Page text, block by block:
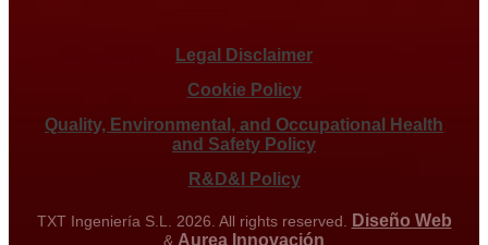
Legal Disclaimer
Cookie Policy
Quality, Environmental, and Occupational Health
and Safety Policy
R&D&I Policy
TXT Ingeniería S.L. 2026. All rights reserved. Diseño Web
& Aurea Innovación